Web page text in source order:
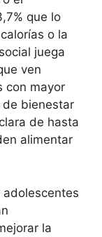
que lo
o la
juega
ven
con mayor
bienestar
de hasta
alimentar
la